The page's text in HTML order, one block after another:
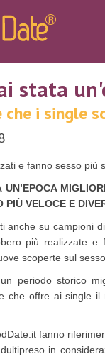
stata
i single
e fanno sesso più
PIÙ VELOCE E
anche su campioni
più realizzate
scoperte sul
periodo storico
che offre ai single
fanno
in